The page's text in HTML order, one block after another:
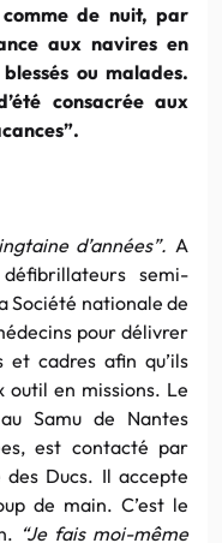
de nuit, par
aux navires en
ou malades.
consacrée aux
d’années”. A
semi-
Société nationale de
pour délivrer
et cadres afin qu’ils
outil en missions. Le
Samu de Nantes
est contacté par
des Ducs. Il accepte
de main. C’est le
“Je fais moi-même